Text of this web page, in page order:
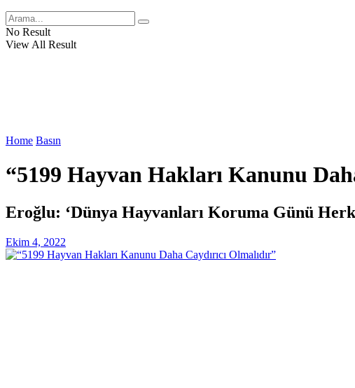
No Result
View All Result
Home Basın
“5199 Hayvan Hakları Kanunu
Eroğlu: ‘Dünya Hayvanları Koruma Günü
Ekim 4, 2022